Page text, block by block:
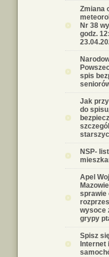
Zmiana
Nr 38
godz.
spis
Jak
do
NSP-
Apel
sprawie
wysoce
grypy
Spisz
Internet